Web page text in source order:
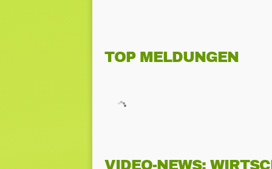
TOP MELDUNGEN
VIDEO-NEWS: